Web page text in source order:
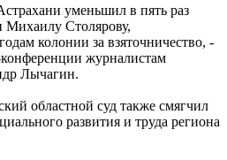
уменьшил в пять раз
Михаилу Столярову,
колонии за взяточничество, -
журналистам
Лычагин.
областной суд также смягчил
развития и труда региона